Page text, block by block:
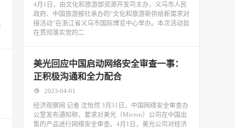
4月1日，由文化和旅游部资源开发司主办，义乌市人民
政府、中国旅游报社承办的“文化和旅游新供给新需求对
接活动”在浙江省义乌市国际博览中心举办。本次活动旨
在贯彻落实党的二
美光回应中国启动网络安全审查一事：
正积极沟通和全力配合
2023-04-01
经济观察网 记者 沈怡然 3月31日，中国网络安全审查办
公室发布通知称，要求对美光（Micron）公司在中国出
售的产品进行网络安全审查。4月1日，美光公司对经济